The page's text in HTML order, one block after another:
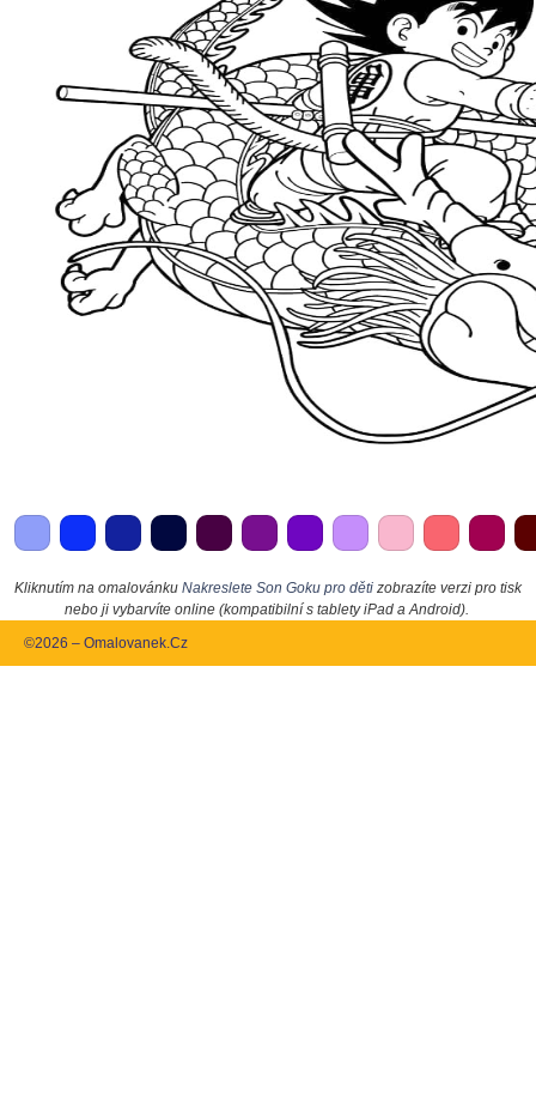
Kliknutím na omalovánku Nakreslete Son Goku pro děti zobrazíte verzi pro tisk
nebo ji vybarvíte online (kompatibilní s tablety iPad a Android).
©2026 – Omalovanek.Cz